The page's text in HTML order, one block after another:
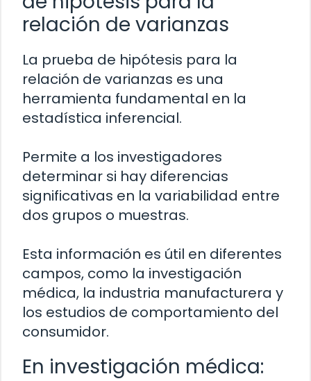
relación de varianzas
La prueba de hipótesis para la
relación de varianzas es una
herramienta fundamental en la
estadística inferencial.
Permite a los investigadores
determinar si hay diferencias
significativas en la variabilidad entre
dos grupos o muestras.
Esta información es útil en diferentes
campos, como la investigación
médica, la industria manufacturera y
los estudios de comportamiento del
consumidor.
En investigación médica: